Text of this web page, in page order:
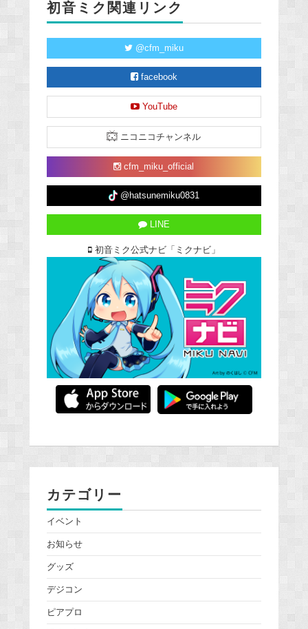
初音ミク関連リンク
@cfm_miku
facebook
YouTube
ニコニコチャンネル
cfm_miku_official
@hatsunemiku0831
LINE
初音ミク公式ナビ「ミクナビ」
カテゴリー
イベント
お知らせ
グッズ
デジコン
ピアプロ